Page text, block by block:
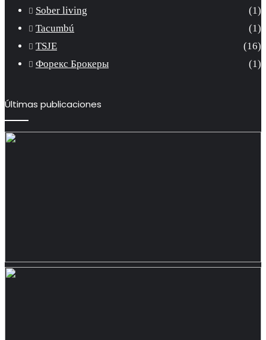
Sober living
(1)
Tacumbú
(1)
TSJE
(16)
Форекс Брокеры
(1)
Últimas publicaciones